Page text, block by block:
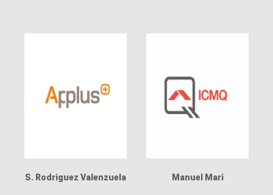
S. Rodriguez Valenzuela Manuel Mari